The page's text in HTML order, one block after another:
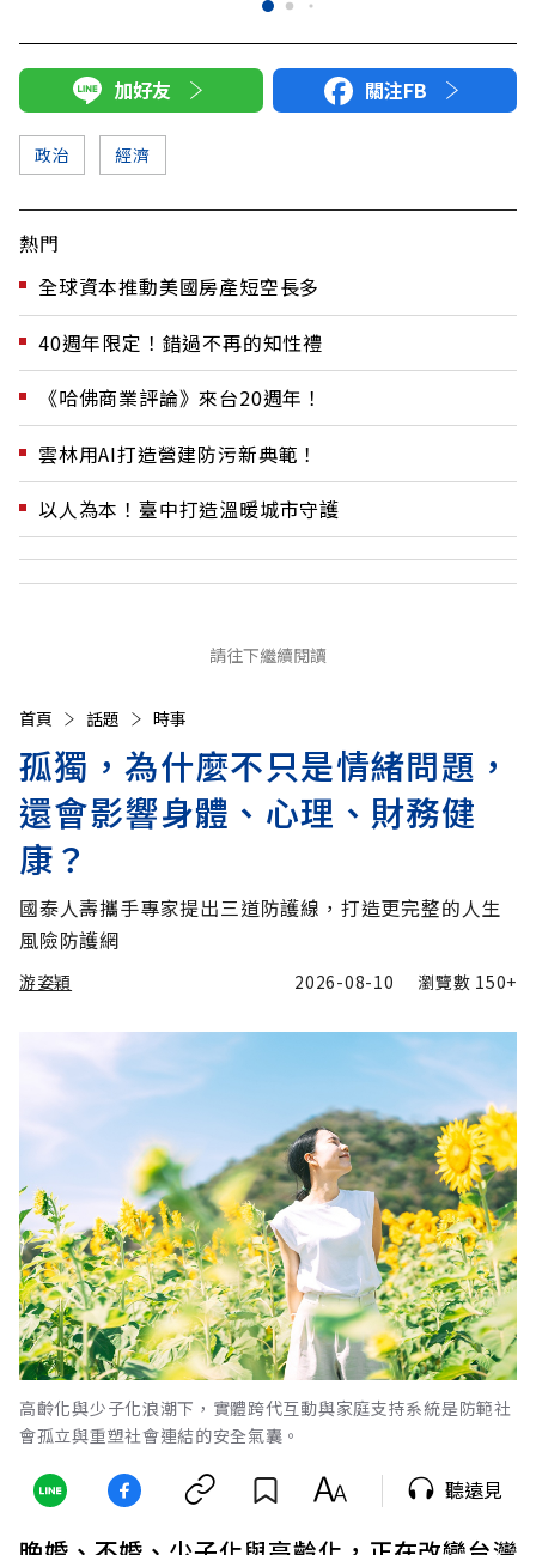
加好友 關注FB
政治 經濟
熱門
全球資本推動美國房產短空長多
40週年限定！錯過不再的知性禮
《哈佛商業評論》來台20週年！
雲林用AI打造營建防污新典範！
以人為本！臺中打造溫暖城市守護
請往下繼續閱讀
首頁 話題 時事
孤獨，為什麼不只是情緒問題，
還會影響身體、心理、財務健
康？
國泰人壽攜手專家提出三道防護線，打造更完整的人生
風險防護網
游姿穎 2026-08-10 瀏覽數 150+
高齡化與少子化浪潮下，實體跨代互動與家庭支持系統是防範社
會孤立與重塑社會連結的安全氣囊。
聽遠見